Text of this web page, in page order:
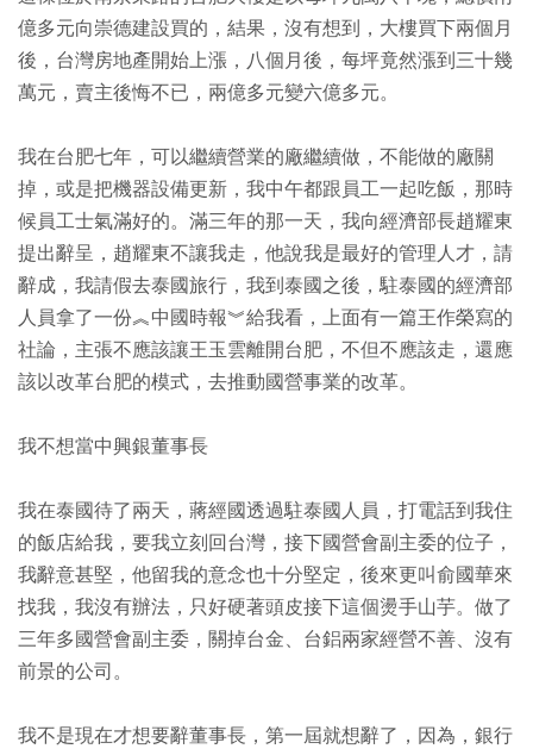
億多元向崇德建設買的，結果，沒有想到，大樓買下兩個月
後，台灣房地產開始上漲，八個月後，每坪竟然漲到三十幾
萬元，賣主後悔不已，兩億多元變六億多元。
我在台肥七年，可以繼續營業的廠繼續做，不能做的廠關
掉，或是把機器設備更新，我中午都跟員工一起吃飯，那時
候員工士氣滿好的。滿三年的那一天，我向經濟部長趙耀東
提出辭呈，趙耀東不讓我走，他說我是最好的管理人才，請
辭成，我請假去泰國旅行，我到泰國之後，駐泰國的經濟部
人員拿了一份︽中國時報︾給我看，上面有一篇王作榮寫的
社論，主張不應該讓王玉雲離開台肥，不但不應該走，還應
該以改革台肥的模式，去推動國營事業的改革。
我不想當中興銀董事長
我在泰國待了兩天，蔣經國透過駐泰國人員，打電話到我住
的飯店給我，要我立刻回台灣，接下國營會副主委的位子，
我辭意甚堅，他留我的意念也十分堅定，後來更叫俞國華來
找我，我沒有辦法，只好硬著頭皮接下這個燙手山芋。做了
三年多國營會副主委，關掉台金、台鋁兩家經營不善、沒有
前景的公司。
我不是現在才想要辭董事長，第一屆就想辭了，因為，銀行